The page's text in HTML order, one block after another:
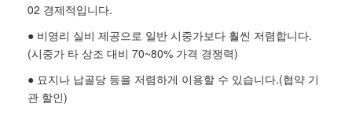
02 경제적입니다.
● 비영리 실비 제공으로 일반 시중가보다 훨씬 저렴합니다.
(시중가 타 상조 대비 70~80% 가격 경쟁력)
● 묘지나 납골당 등을 저렴하게 이용할 수 있습니다.(협약 기
관 할인)